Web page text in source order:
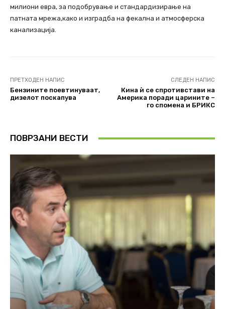
милиони евра, за подобрување и стандардизирање на
патната мрежа,како и изградба на фекална и атмосферска
канализација.
ПРЕТХОДЕН НАПИС
Бензините поевтинуваат,
дизелот поскапува
СЛЕДЕН НАПИС
Кина ѝ се спротивстави на
Америка поради царините –
го спомена и БРИКС
ПОВРЗАНИ ВЕСТИ